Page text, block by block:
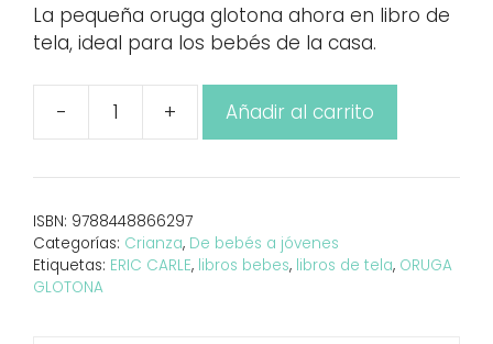
La pequeña oruga glotona ahora en libro de
tela, ideal para los bebés de la casa.
-
Pequeña
glotona
libro
tela)
+ Añadir al carrito
ISBN: 9788448866297
Categorías: Crianza, De bebés a jóvenes
Etiquetas: ERIC CARLE, libros bebes, libros de tela, ORUGA
GLOTONA